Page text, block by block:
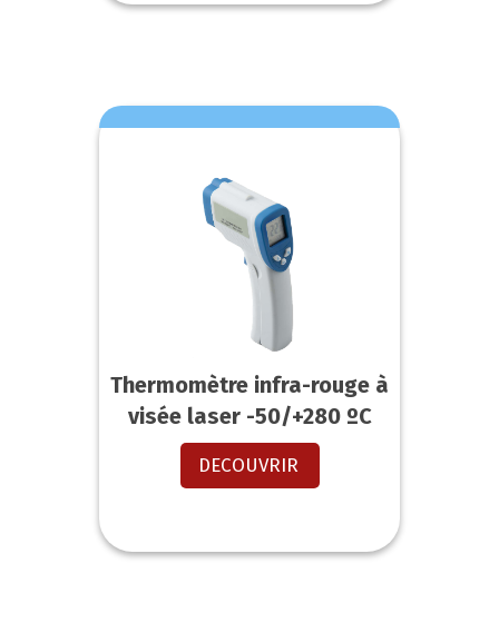
Thermomètre infra-rouge à
visée laser -50/+280 ºC
DECOUVRIR